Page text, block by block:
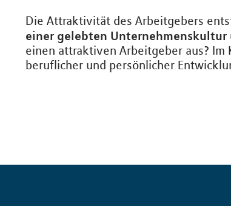
Die Attraktivität des Arbeitgebers
einer gelebten
einen attraktiven Arbeitgeber aus? Im
beruflicher und persönlicher